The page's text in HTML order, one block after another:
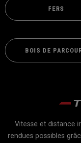
FERS
BOIS DE
Vitesse et distance
rendues possibles